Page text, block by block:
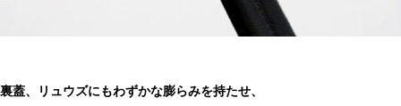
裏蓋、リュウズにもわずかな膨らみを持たせ、